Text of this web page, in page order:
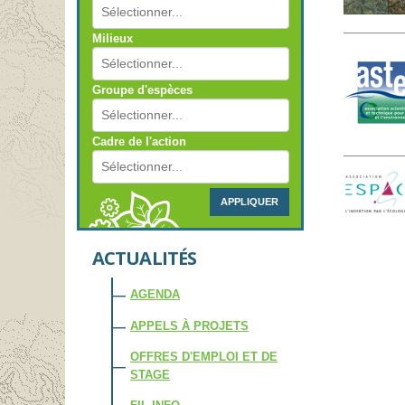
Milieux
Groupe d'espèces
Cadre de l'action
APPLIQUER
ACTUALITÉS
AGENDA
APPELS À PROJETS
OFFRES D'EMPLOI ET DE
STAGE